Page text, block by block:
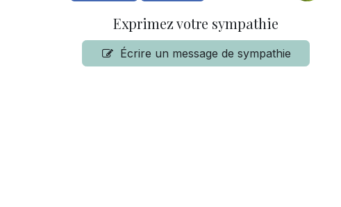
Exprimez votre sympathie
Écrire un message de sympathie